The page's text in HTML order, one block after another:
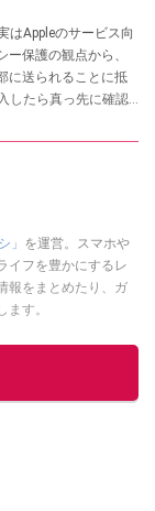
はAppleのサービス向
保護の観点から、
に送られることに抵
したら真っ先に確認
」 を運営。スマホや
イフを豊かにするレ
報をまとめたり、ガ
す。
の他の記事を読む